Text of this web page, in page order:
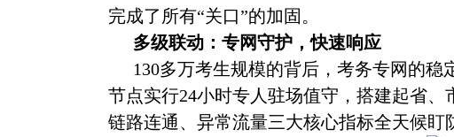
完成了所有“关口”的加固。
多级联动：专网守护，快速响应
130多万考生规模的背后，考务专网的
节点实行24小时专人驻场值守，搭建起省、
链路连通、异常流量三大核心指标全天候盯